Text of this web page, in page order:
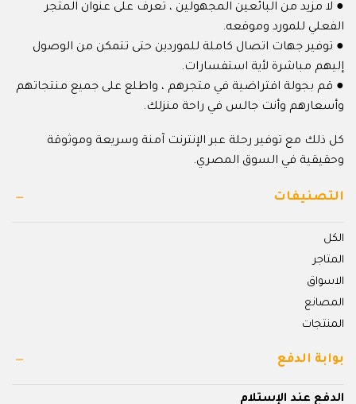
● لا مزيد من البائعين المجهولين ، تعرف على عنوان المتجر
الفعلي للمورد وموقعه.
● توفير جهات اتصال كاملة للموردين حتى تتمكن من الوصول
إليهم مباشرة لأية استفسارات.
● قم بجولة افتراضية في متجرهم ، واطلع على جميع منتجاتهم
وأسعارهم وأنت جالس في راحة منزلك.
كل ذلك مع توفير رحلة عبر الإنترنت آمنة وسريعة وموثوقة
وحقيقية في السوق المصري.
التصنيفات
الكل
المتاجر
الاسواق
المصانع
المنتجات
بوابة الدفع
الدفع عند الإستلام